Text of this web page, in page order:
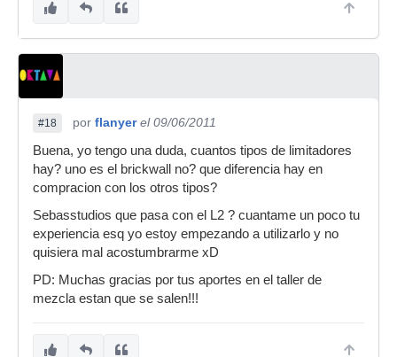
#18 por flanyer el 09/06/2011
Buena, yo tengo una duda, cuantos tipos de limitadores
hay? uno es el brickwall no? que diferencia hay en
compracion con los otros tipos?
Sebasstudios que pasa con el L2 ? cuantame un poco tu
experiencia esq yo estoy empezando a utilizarlo y no
quisiera mal acostumbrarme xD
PD: Muchas gracias por tus aportes en el taller de
mezcla estan que se salen!!!